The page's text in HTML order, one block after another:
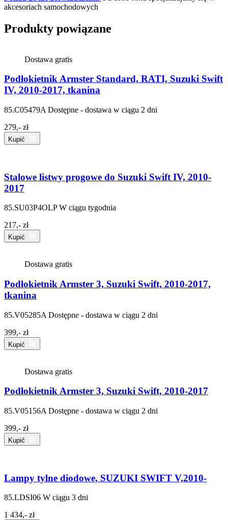
akcesoriach samochodowych
Produkty powiązane
Dostawa gratis
Podłokietnik Armster Standard, RATI, Suzuki Swift
IV, 2010-2017, tkanina
85.C05479A Dostępne - dostawa w ciągu 2 dni
279,- zł
Kupić
Stalowe listwy progowe do Suzuki Swift IV, 2010-
2017
85.SU03P4OLP W ciągu tygodnia
217,- zł
Kupić
Dostawa gratis
Podłokietnik Armster 3, Suzuki Swift, 2010-2017,
tkanina
85.V05285A Dostępne - dostawa w ciągu 2 dni
399,- zł
Kupić
Dostawa gratis
Podłokietnik Armster 3, Suzuki Swift, 2010-2017
85.V05156A Dostępne - dostawa w ciągu 2 dni
399,- zł
Kupić
Lampy tylne diodowe, SUZUKI SWIFT V,2010-
85.LDSI06 W ciągu 3 dni
1 434,- zł